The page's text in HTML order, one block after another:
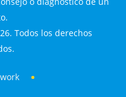
Todos los derechos